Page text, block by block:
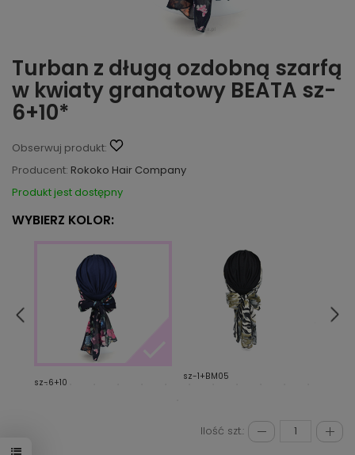
Turban z długą ozdobną szarfą
w kwiaty granatowy BEATA sz-
6+10*
Obserwuj produkt:
Producent: Rokoko Hair Company
Produkt jest dostępny
WYBIERZ KOLOR:
sz-6+10
sz-1+BM05
Ilość szt.: